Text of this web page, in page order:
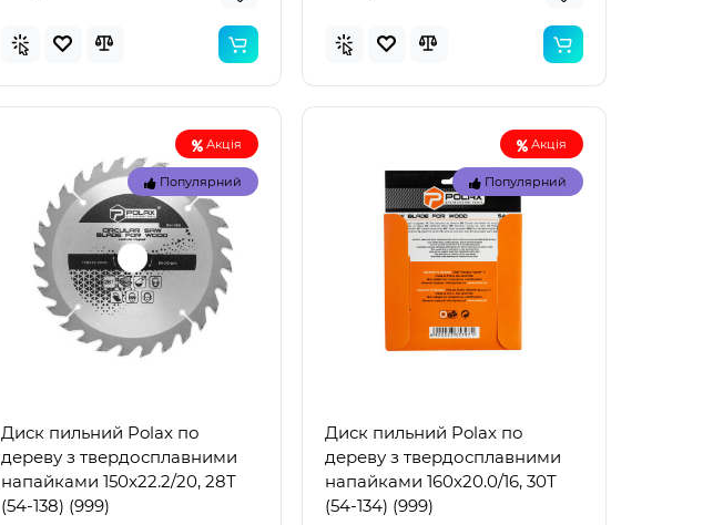
Акція
Популярний
Диск пильний Polax по
дереву з твердосплавними
напайками 150x22.2/20, 28Т
(54-138) (999)
Акція
Популярний
Диск пильний Polax по
дереву з твердосплавними
напайками 160x20.0/16, 30Т
(54-134) (999)